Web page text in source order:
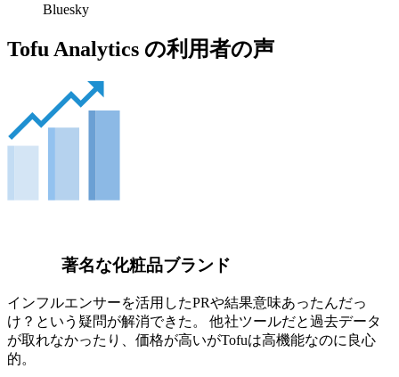
Bluesky
Tofu Analytics の利用者の声
著名な化粧品ブランド
インフルエンサーを活用したPRや結果意味あったんだっ
け？という疑問が解消できた。 他社ツールだと過去データ
が取れなかったり、価格が高いがTofuは高機能なのに良心
的。